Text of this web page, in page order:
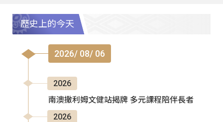
歷史上的今天
2026/ 08/ 06
2026
南澳撒利姆文健站揭牌 多元課程陪伴長者
2026